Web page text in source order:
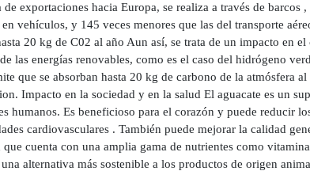
exportaciones hacia Europa, se realiza a través de barcos ,
vehículos, y 145 veces menores que las del transporte
20 kg de C02 al año Aun así, se trata de un impacto en el
las energías renovables, como es el caso del hidrógeno
que se absorban hasta 20 kg de carbono de la atmósfera al
Impacto en la sociedad y en la salud El aguacate es un
humanos. Es beneficioso para el corazón y puede reducir
cardiovasculares . También puede mejorar la calidad
cuenta con una amplia gama de nutrientes como
alternativa más sostenible a los productos de origen